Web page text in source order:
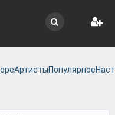
АртистыПопулярное